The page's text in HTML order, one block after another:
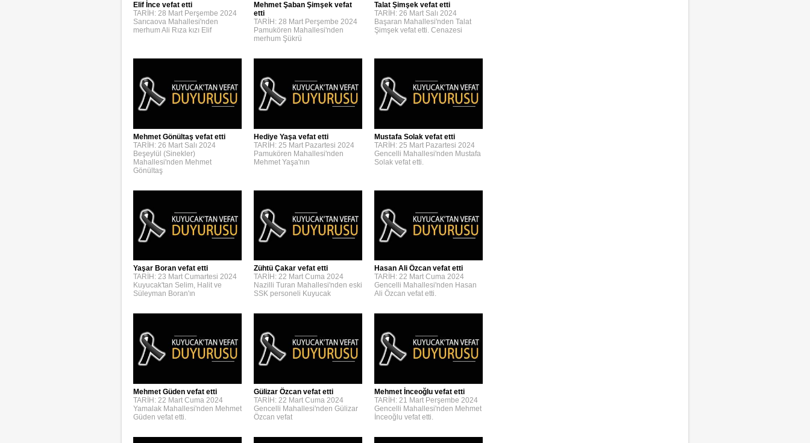
Elif İnce vefat etti
TARİH: 28 Mart Perşembe 2024
Sarıcaova Mahallesi'nden
merhum Ali Rıza kızı Elif
Mehmet Şaban Şimşek vefat
etti
TARİH: 28 Mart Perşembe 2024
Pamukören Mahallesi'nden
merhum Şükrü
Talat Şimşek vefat etti
TARİH: 26 Mart Salı 2024
Başaran Mahallesi'nden Talat
Şimşek vefat etti. Cenazesi
Mehmet Gönültaş vefat etti
TARİH: 26 Mart Salı 2024
Beşeylül (Sinekler)
Mahallesi'nden Mehmet
Gönültaş
Hediye Yaşa vefat etti
TARİH: 25 Mart Pazartesi 2024
Pamukören Mahallesi'nden
Mehmet Yaşa'nın
Mustafa Solak vefat etti
TARİH: 25 Mart Pazartesi 2024
Gencelli Mahallesi'nden Mustafa
Solak vefat etti.
Yaşar Boran vefat etti
TARİH: 23 Mart Cumartesi 2024
Kuyucak'tan Selim, Halit ve
Süleyman Boran'ın
Zühtü Çakar vefat etti
TARİH: 22 Mart Cuma 2024
Nazilli Turan Mahallesi'nden eski
SSK personeli Kuyucak
Hasan Ali Özcan vefat etti
TARİH: 22 Mart Cuma 2024
Gencelli Mahallesi'nden Hasan
Ali Özcan vefat etti.
Mehmet Güden vefat etti
TARİH: 22 Mart Cuma 2024
Yamalak Mahallesi'nden Mehmet
Güden vefat etti.
Gülizar Özcan vefat etti
TARİH: 22 Mart Cuma 2024
Gencelli Mahallesi'nden Gülizar
Özcan vefat
Mehmet İnceoğlu vefat etti
TARİH: 21 Mart Perşembe 2024
Gencelli Mahallesi'nden Mehmet
İnceoğlu vefat etti.